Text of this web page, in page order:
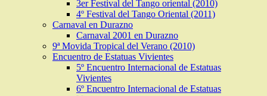
3er Festival del Tango oriental (2010)
4º Festival del Tango Oriental (2011)
Carnaval en Durazno
Carnaval 2001 en Durazno
9ª Movida Tropical del Verano (2010)
Encuentro de Estatuas Vivientes
5º Encuentro Internacional de Estatuas
Vivientes
6º Encuentro Internacional de Estatuas